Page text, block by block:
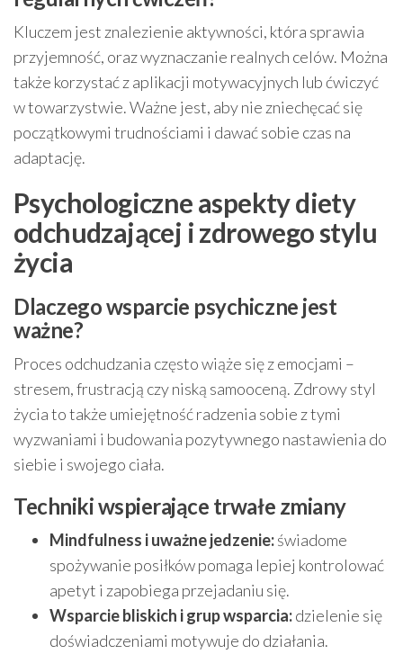
Kluczem jest znalezienie aktywności, która sprawia
przyjemność, oraz wyznaczanie realnych celów. Można
także korzystać z aplikacji motywacyjnych lub ćwiczyć
w towarzystwie. Ważne jest, aby nie zniechęcać się
początkowymi trudnościami i dawać sobie czas na
adaptację.
Psychologiczne aspekty diety
odchudzającej i zdrowego stylu
życia
Dlaczego wsparcie psychiczne jest
ważne?
Proces odchudzania często wiąże się z emocjami –
stresem, frustracją czy niską samooceną. Zdrowy styl
życia to także umiejętność radzenia sobie z tymi
wyzwaniami i budowania pozytywnego nastawienia do
siebie i swojego ciała.
Techniki wspierające trwałe zmiany
Mindfulness i uważne jedzenie:świadome
spożywanie posiłków pomaga lepiej kontrolować
apetyt i zapobiega przejadaniu się.
Wsparcie bliskich i grup wsparcia:dzielenie się
doświadczeniami motywuje do działania.